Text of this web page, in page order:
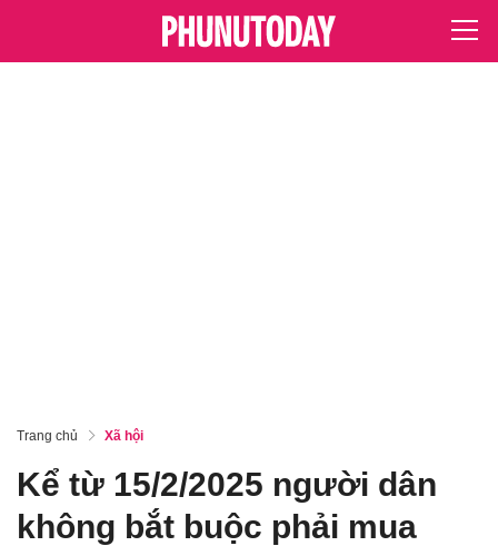
Trang chủ Xã hội
Kể từ 15/2/2025 người dân
không bắt buộc phải mua